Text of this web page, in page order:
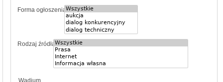
Forma ogłoszenia
Rodzaj źródła
Wadium